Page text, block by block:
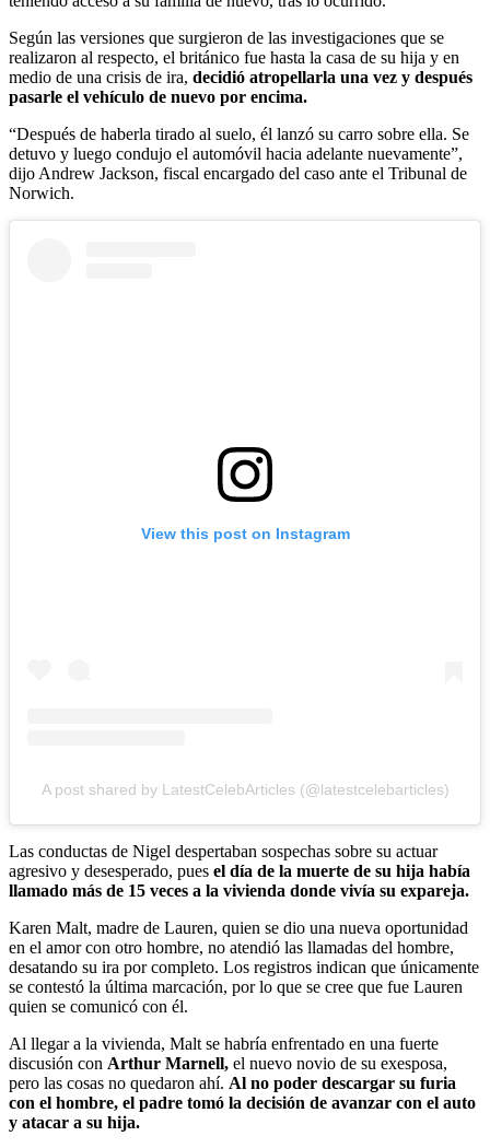
Según las versiones que surgieron de las investigaciones que se
realizaron al respecto, el británico fue hasta la casa de su hija y en
medio de una crisis de ira, decidió atropellarla una vez y después
pasarle el vehículo de nuevo por encima.
“Después de haberla tirado al suelo, él lanzó su carro sobre ella. Se
detuvo y luego condujo el automóvil hacia adelante nuevamente”,
dijo Andrew Jackson, fiscal encargado del caso ante el Tribunal de
Norwich.
View this post on Instagram
A post shared by LatestCelebArticles (@latestcelebarticles)
Las conductas de Nigel despertaban sospechas sobre su actuar
agresivo y desesperado, pues el día de la muerte de su hija había
llamado más de 15 veces a la vivienda donde vivía su expareja.
Karen Malt, madre de Lauren, quien se dio una nueva oportunidad
en el amor con otro hombre, no atendió las llamadas del hombre,
desatando su ira por completo. Los registros indican que únicamente
se contestó la última marcación, por lo que se cree que fue Lauren
quien se comunicó con él.
Al llegar a la vivienda, Malt se habría enfrentado en una fuerte
discusión con Arthur Marnell, el nuevo novio de su exesposa,
pero las cosas no quedaron ahí. Al no poder descargar su furia
con el hombre, el padre tomó la decisión de avanzar con el auto
y atacar a su hija.